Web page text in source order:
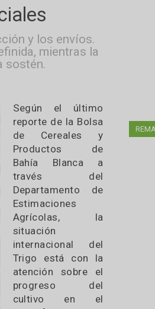
iniciales
y los envíos.
definida, mientras la
da sostén.
Según el último
reporte de la Bolsa
de Cereales y
Productos de
través del
Departamento de
Estimaciones
Agrícolas, la
situación